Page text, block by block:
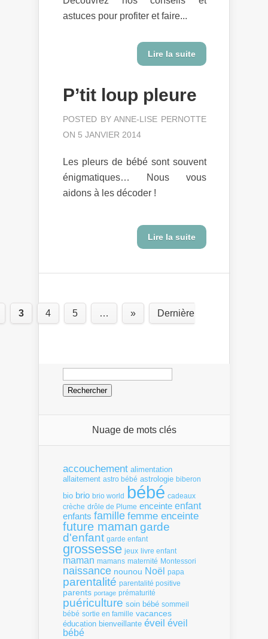
astuces pour profiter et faire...
Lire la suite
P’tit loup pleure
POSTED BYANNE-LISE PERNOTTE
ON 5 JANVIER 2014
Les pleurs de bébé sont souvent
énigmatiques… Nous vous
aidons à les décoder !
Lire la suite
3 4 5 … » Dernière
Rechercher :
Nuage de mots clés
accouchement alimentation
allaitement astro bébé astrologie biberon
bio brio brio world bébé cadeaux
crèche drôle de Plume enceinte enfant
enfants famille femme enceinte
future maman garde
d'enfant garde enfant
grossesse jeux livre enfant
maman mamans maternité Montessori
naissance nounou Noël papa
parentalité parentalité positive
parents portage prématurité
puériculture soin bébé sommeil
bébé sortie en famille vacances
éducation bienveillante éveil éveil
bébé